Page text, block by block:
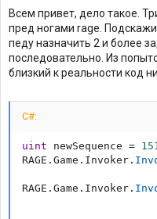
Всем привет, дело такое.
пред ногами rage.
педу назначить 2 и более
последовательно. Из
близкий к реальности код
C#:
uint newSequence =
RAGE . Game . Invoker .
RAGE . Game . Invoker .